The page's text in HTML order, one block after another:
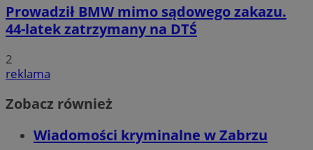
Prowadził BMW mimo sądowego zakazu.
44-latek zatrzymany na DTŚ
2
reklama
Zobacz również
Wiadomości kryminalne w Zabrzu